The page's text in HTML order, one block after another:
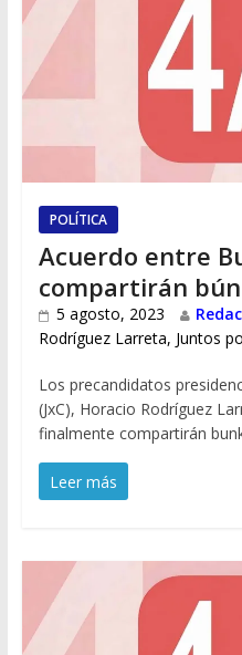
POLÍTICA
Acuerdo entre
compartirán
5 agosto, 2023
Rodríguez Larreta, Juntos
Los precandidatos
(JxC), Horacio Rodríguez
finalmente compartirán
Leer más